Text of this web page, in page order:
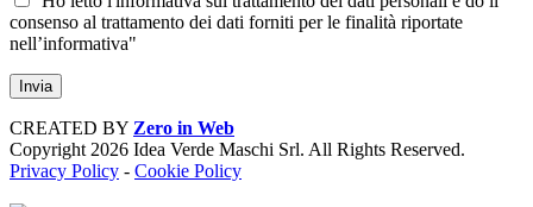
consenso al trattamento dei dati forniti per le finalità riportate
nell’informativa"
CREATED BY Zero in Web
Copyright 2026 Idea Verde Maschi Srl. All Rights Reserved.
Privacy Policy - Cookie Policy